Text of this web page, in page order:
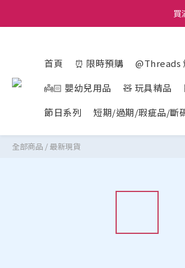
買
首頁 ⏰ 限時預購 @Threads
👼🏻 嬰幼兒用品
🧸 玩具精品
節日系列
短期/過期/瑕疵品/斷
全部商品 /最新現貨